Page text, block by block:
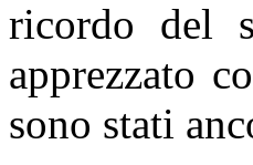
ricordo del
apprezzato
sono stati